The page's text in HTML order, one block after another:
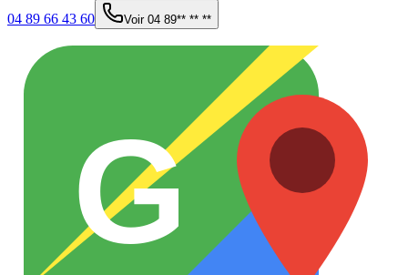
04 89 66 43 60
Voir 04 89** ** **
G